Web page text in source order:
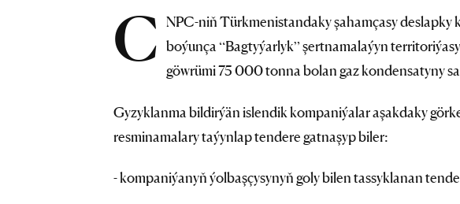
C NPC-niň Türkmenistandaky şahamçasy deslapky
boýunça “Bagtyýarlyk” şertnamalaýyn
göwrümi 75 000 tonna bolan gaz kondensatyny
Gyzyklanma bildirýän islendik kompaniýalar aşakdaky
resminamalary taýynlap tendere gatnaşyp biler:
- kompaniýanyň ýolbaşçysynyň goly bilen tassyklanan